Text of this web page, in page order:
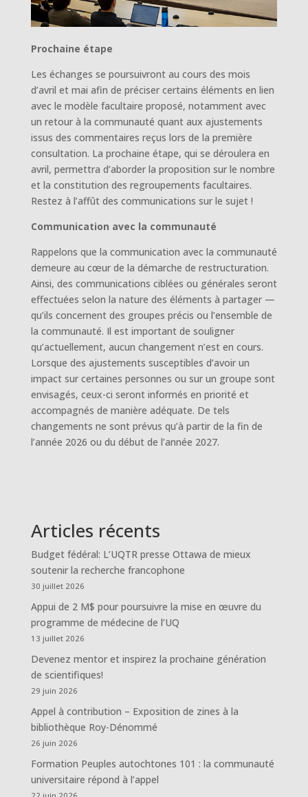
Prochaine étape
Les échanges se poursuivront au cours des mois
d’avril et mai afin de préciser certains éléments en lien
avec le modèle facultaire proposé, notamment avec
un retour à la communauté quant aux ajustements
issus des commentaires reçus lors de la première
consultation. La prochaine étape, qui se déroulera en
avril, permettra d’aborder la proposition sur le nombre
et la constitution des regroupements facultaires.
Restez à l’affût des communications sur le sujet !
Communication avec la communauté
Rappelons que la communication avec la communauté
demeure au cœur de la démarche de restructuration.
Ainsi, des communications ciblées ou générales seront
effectuées selon la nature des éléments à partager —
qu’ils concernent des groupes précis ou l’ensemble de
la communauté. Il est important de souligner
qu’actuellement, aucun changement n’est en cours.
Lorsque des ajustements susceptibles d’avoir un
impact sur certaines personnes ou sur un groupe sont
envisagés, ceux-ci seront informés en priorité et
accompagnés de manière adéquate. De tels
changements ne sont prévus qu’à partir de la fin de
l’année 2026 ou du début de l’année 2027.
Articles récents
Budget fédéral: L’UQTR presse Ottawa de mieux
soutenir la recherche francophone
30 juillet 2026
Appui de 2 M$ pour poursuivre la mise en œuvre du
programme de médecine de l’UQ
13 juillet 2026
Devenez mentor et inspirez la prochaine génération
de scientifiques!
29 juin 2026
Appel à contribution – Exposition de zines à la
bibliothèque Roy-Dénommé
26 juin 2026
Formation Peuples autochtones 101 : la communauté
universitaire répond à l’appel